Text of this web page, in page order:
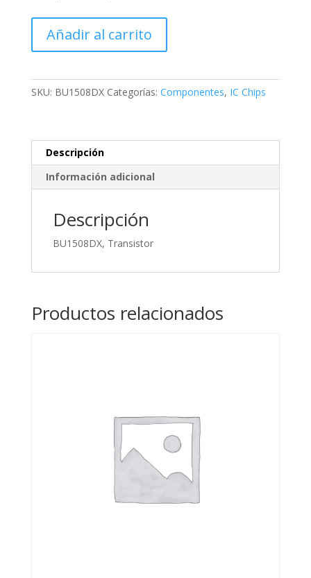
Transistor
Añadir al carrito
SKU: BU1508DX Categorías: Componentes, IC Chips
Descripción
Información adicional
Descripción
BU1508DX, Transistor
Productos relacionados